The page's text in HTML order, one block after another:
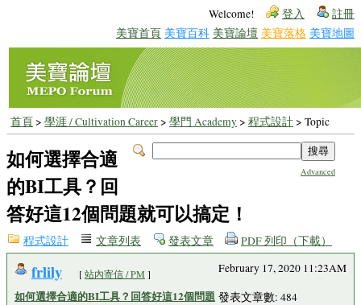
Welcome! 登入 註冊
美寶首頁 美寶百科 美寶論壇 美寶落格 美寶地圖
首頁> 學涯 / Cultivation Career> 學門 Academy> 程式設計> Topic
Advanced
如何選擇合適
的BI工具？回
答好這12個問題就可以搞定！
程式設計 文章列表 發表文章 PDF 列印（下載）
frlily [站內寄信 / PM ]
如何選擇合適的BI工具？回答好這12個問題
February 17, 2020 11:23AM
發表文章數: 484